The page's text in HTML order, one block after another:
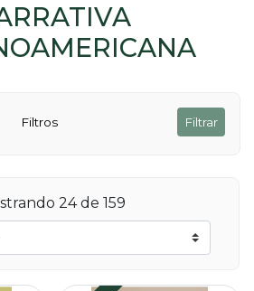
Filtros Filtrar
24 de 159